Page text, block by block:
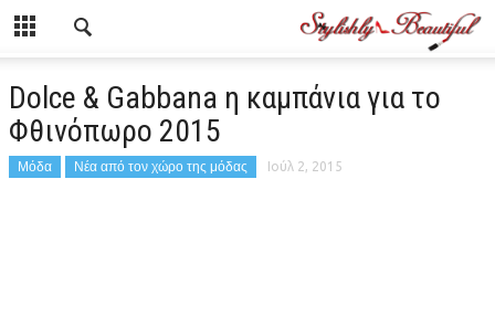
Dolce & Gabbana η καμπάνια για το
Φθινόπωρο 2015
Μόδα Νέα από τον χώρο της μόδας Ιούλ 2, 2015